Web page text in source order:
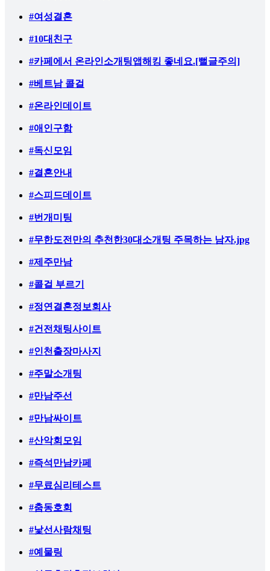
#여성결혼
#10대친구
#카페에서 온라인소개팅앱해킹 좋네요.[뻘글주의]
#베트남 콜걸
#온라인데이트
#애인구함
#독신모임
#결혼안내
#스피드데이트
#번개미팅
#무한도전만의 추천한30대소개팅 주목하는 남자.jpg
#제주만남
#콜걸 부르기
#정연결혼정보회사
#건전채팅사이트
#인천출장마사지
#주말소개팅
#만남주선
#만남싸이트
#산악회모임
#즉석만남카페
#무료심리테스트
#춤동호회
#낯선사람채팅
#예물링